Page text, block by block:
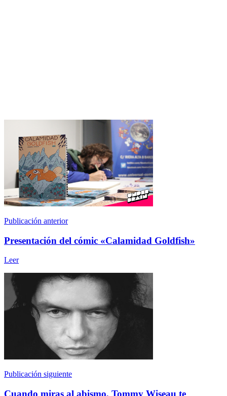
Publicación anterior
Presentación del cómic «Calamidad Goldfish»
Leer
Publicación siguiente
Cuando miras al abismo, Tommy Wiseau te